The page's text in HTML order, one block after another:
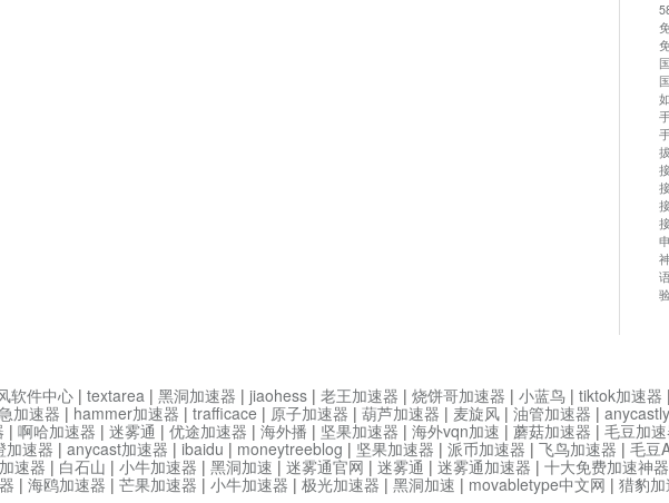
软件中心 | textarea | 黑洞加速器 | jiaohess | 老王加速器 | 烧饼哥加速器 | 小蓝鸟 | tiktok加速器 |
加速器 | hammer加速器 | trafficace | 原子加速器 | 葫芦加速器 | 麦旋风 | 油管加速器 | anycastly
| 啊哈加速器 | 迷雾通 | 优途加速器 | 海外播 | 坚果加速器 | 海外vqn加速 | 蘑菇加速器 | 毛豆加
加速器 | anycast加速器 | ibaidu | moneytreeblog | 坚果加速器 | 派币加速器 | 飞鸟加速器 | 毛豆
速器 | 白石山 | 小牛加速器 | 黑洞加速 | 迷雾通官网 | 迷雾通 | 迷雾通加速器 | 十大免费加速神器
| 海鸥加速器 | 芒果加速器 | 小牛加速器 | 极光加速器 | 黑洞加速 | movabletype中文网 | 猎豹